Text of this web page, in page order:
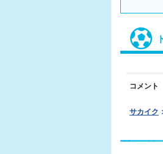
コメント
サカイク